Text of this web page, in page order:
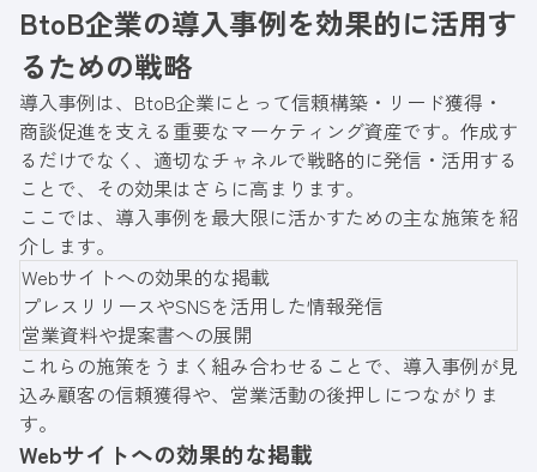
BtoB企業の導入事例を効果的に活用す
るための戦略
導入事例は、BtoB企業にとって信頼構築・リード獲得・
商談促進を支える重要なマーケティング資産です。作成す
るだけでなく、適切なチャネルで戦略的に発信・活用する
ことで、その効果はさらに高まります。
ここでは、導入事例を最大限に活かすための主な施策を紹
介します。
Webサイトへの効果的な掲載
プレスリリースやSNSを活用した情報発信
営業資料や提案書への展開
これらの施策をうまく組み合わせることで、導入事例が見
込み顧客の信頼獲得や、営業活動の後押しにつながりま
す。
Webサイトへの効果的な掲載